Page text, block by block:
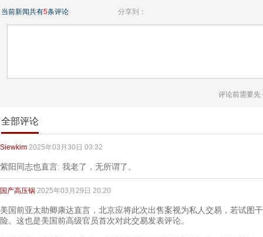
当前新闻共有5条评论 分享到：
评论前需要先
全部评论
Siewkim 2025年03月30日 03:32
紫阳同志也直言: 我老了，无所谓了。
国产高压锅 2025年03月29日 20:20
美国前亚太助卿康达直言，北京应将此次出售案视为私人交易，若试图
险。这也是美国前高级官员首次对此交易发表评论。